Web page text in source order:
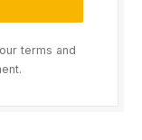
terms and